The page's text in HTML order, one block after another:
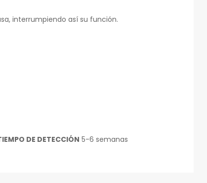
interrumpiendo así su función.
DE DETECCIÓN 5-6 semanas